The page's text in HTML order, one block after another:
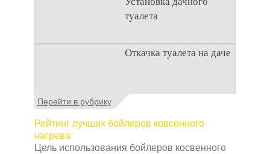
условия
туалета
Наличие туалета на
даче не является
многие люди думают,
Откачка туалета на даче
Туалет на даче – это
которая изначально
строится на дачном
участке. Она может
Перейти в рубрику
Рейтинг лучших бойлеров ковсенного
нагрева
Цель использования бойлеров косвенного